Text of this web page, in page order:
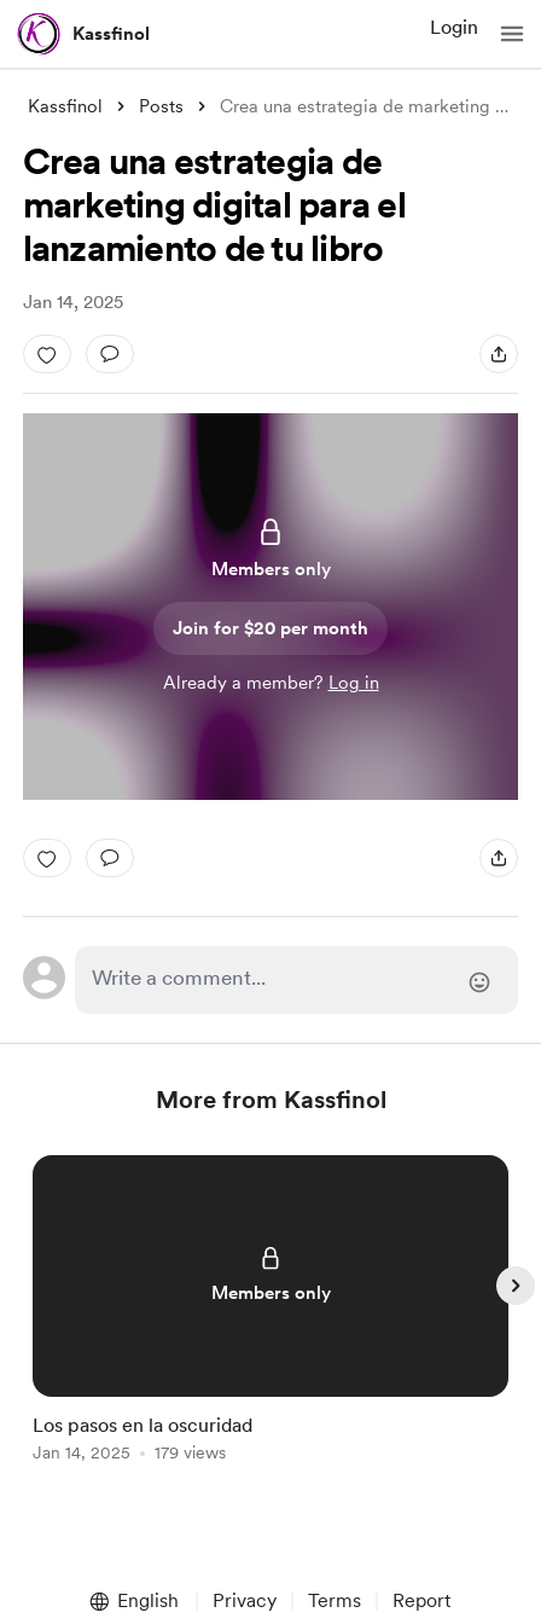
Kassfinol Login
Kassfinol Posts Crea una estrategia de marketing digital
Crea una estrategia de
marketing digital para el
lanzamiento de tu libro
Jan 14, 2025
Members only
Join for $20 per month
Already a member? Log in
More from Kassfinol
Members only
Los pasos en la oscuridad
Jan 14, 2025 179 views
English Privacy Terms Report